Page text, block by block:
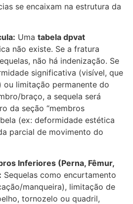
se encaixam na estrutura da
Uma tabela dpvat
não existe. Se a fratura
não há indenização. Se
significativa (visível, que
ou limitação permanente do
braço, a sequela será
da seção “membros
(ex: deformidade estética
parcial de movimento do
Inferiores (Perna, Fêmur,
Sequelas como encurtamento
manqueira), limitação de
tornozelo ou quadril,